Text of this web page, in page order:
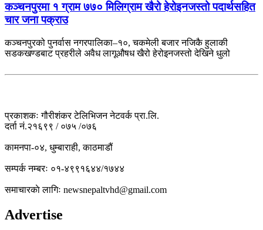
कञ्चनपुरमा १ ग्राम ७७० मिलिग्राम खैरो हेरोइनजस्तो पदार्थसहित
चार जना पक्राउ
कञ्चनपुरको पुनर्वास नगरपालिका–१०, चकमेली बजार नजिकै हुलाकी
सडकखण्डबाट प्रहरीले अवैध लागूऔषध खैरो हेरोइनजस्तो देखिने धुलो
प्रकाशकः गौरीशंकर टेलिभिजन नेटवर्क प्रा.लि.
दर्ता नं.२१६९९ / ०७५ /०७६
कामनपा-०४, धुम्बाराही, काठमाडौं
सम्पर्क नम्बरः ०१-४९९१६४४/१७४४
समाचारकाे लागिः newsnepaltvhd@gmail.com
Advertise